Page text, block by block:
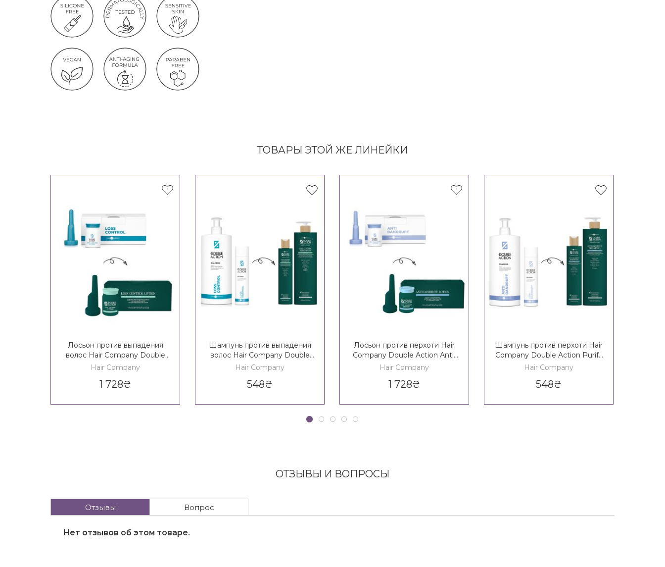
ТОВАРЫ ЭТОЙ ЖЕ ЛИНЕЙКИ
Лосьон против выпадения
волос Hair Company Double
Action Loss Control Lotion
Hair Company
1 728₴
Шампунь против выпадения
волос Hair Company Double
Action Vitalize Loss Control
Hair Company
548₴
Лосьон против перхоти Hair
Company Double Action Anti-
Dandruff Lotion
Hair Company
1 728₴
Шампунь против перхоти Hair
Company Double Action Purify
Anti-Dandruff Shampoo
Hair Company
548₴
ОТЗЫВЫ И ВОПРОСЫ
Отзывы Вопрос
Нет отзывов об этом товаре.